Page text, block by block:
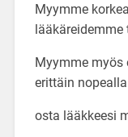
Myymme
lääkäreidemme
Myymme myös
erittäin
osta lääkkeesi